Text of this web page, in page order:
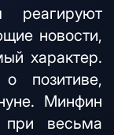
реагируют
новости,
характер.
позитиве,
Минфин
весьма